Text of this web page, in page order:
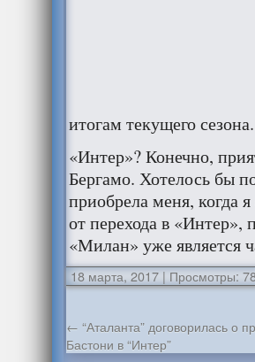
итогам текущего сезона.
«Интер»? Конечно,
Бергамо. Хотелось бы
приобрела меня, когда
от перехода в «Интер»,
«Милан» уже является
18 марта, 2017 | Просмотры:
← “Аталанта” договорилась о
Бастони в “Интер”